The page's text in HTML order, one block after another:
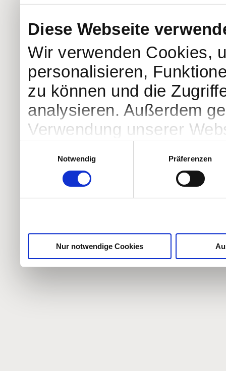
Diese Webseite
Wir verwenden Cookies,
personalisieren,
zu können und die
analysieren. Außerdem
Verwendung unserer
Partner führen diese
weiteren Daten
Notwendig
Präferenzen
Nur notwendige Cookies